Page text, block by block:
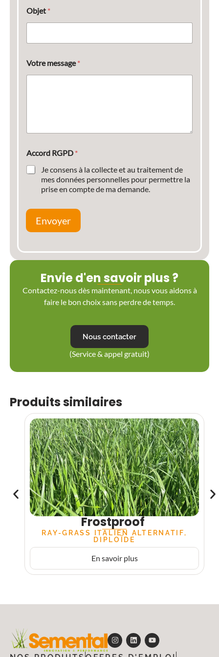
Objet *
Votre message*
Accord RGPD *
Je consens à la collecte et au traitement de
mes données personnelles pour permettre la
prise en compte de ma demande.
Envoyer
Envie d'en savoir plus ?
Contactez-nous dès maintenant, nous vous aidons à
faire le bon choix sans perdre de temps.
Nous contacter
(Service & appel gratuit)
Produits similaires
Frostproof
RAY-GRASS ITALIEN ALTERNATIF,
DIPLOÏDE
En savoir plus